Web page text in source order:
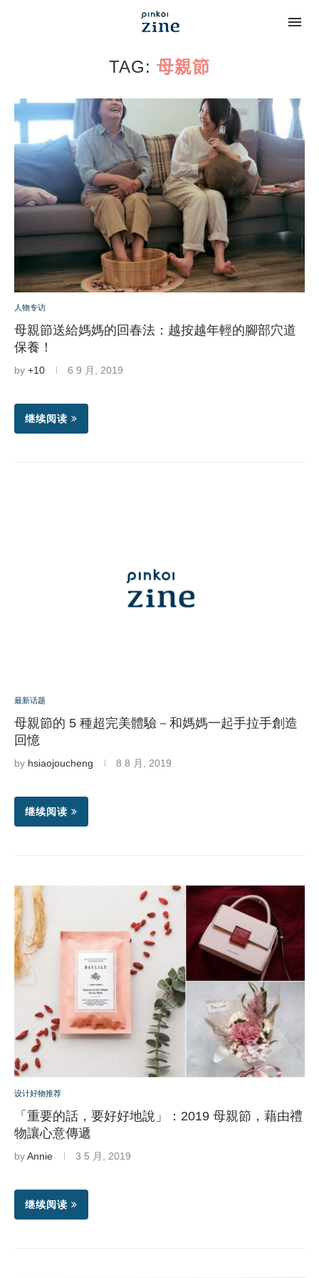
TAG: 母親節
人物专访
母親節送給媽媽的回春法：越按越年輕的腳部穴道
保養！
by +10 6 9 月, 2019
继续阅读
最新话题
母親節的 5 種超完美體驗－和媽媽一起手拉手創造
回憶
by hsiaojoucheng 8 8 月, 2019
继续阅读
设计好物推荐
「重要的話，要好好地說」：2019 母親節，藉由禮
物讓心意傳遞
byAnnie 3 5 月, 2019
继续阅读